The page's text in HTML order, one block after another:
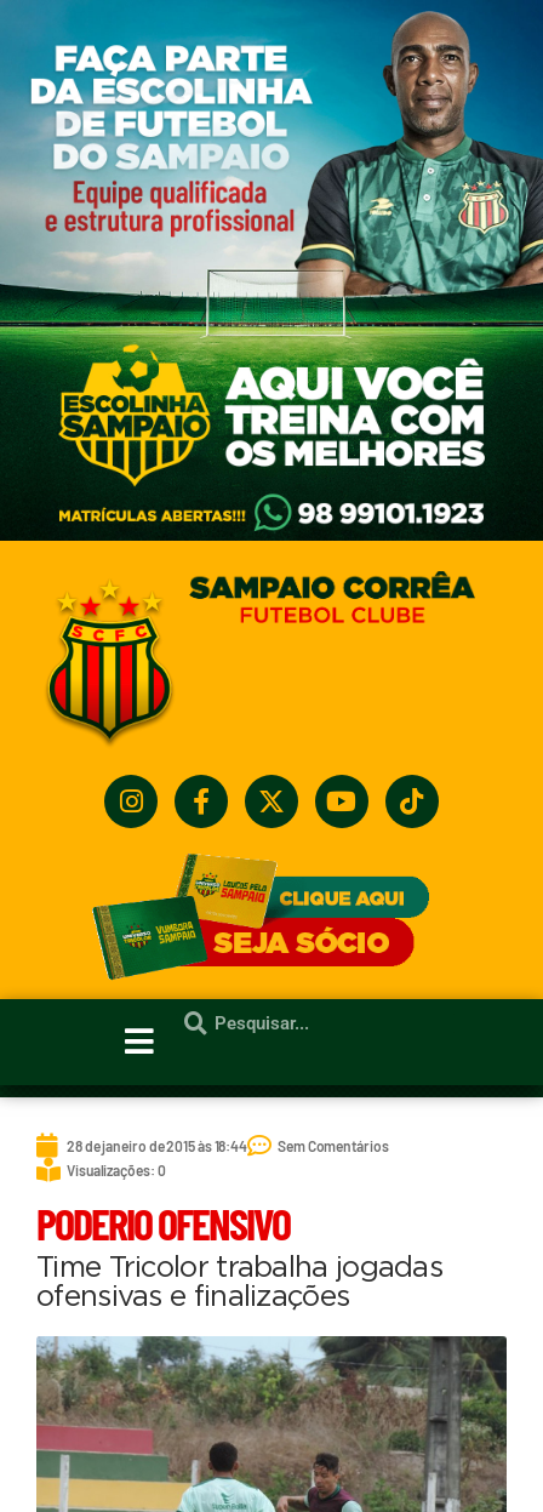
28 de janeiro de 2015 às 18:44
Sem Comentários
Visualizações: 0
PODERIO OFENSIVO
Time Tricolor trabalha jogadas
ofensivas e finalizações